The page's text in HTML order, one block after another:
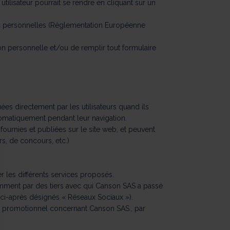
pourrait se rendre en cliquant sur un
(Réglementation Européenne
personnelle et/ou de remplir tout formulaire
directement par les utilisateurs quand ils
pendant leur navigation.
et publiées sur le site web, et peuvent
de concours, etc.)
les différents services proposés.
par des tiers avec qui Canson SAS a passé
après désignés « Réseaux Sociaux »).
concernant Canson SAS., par